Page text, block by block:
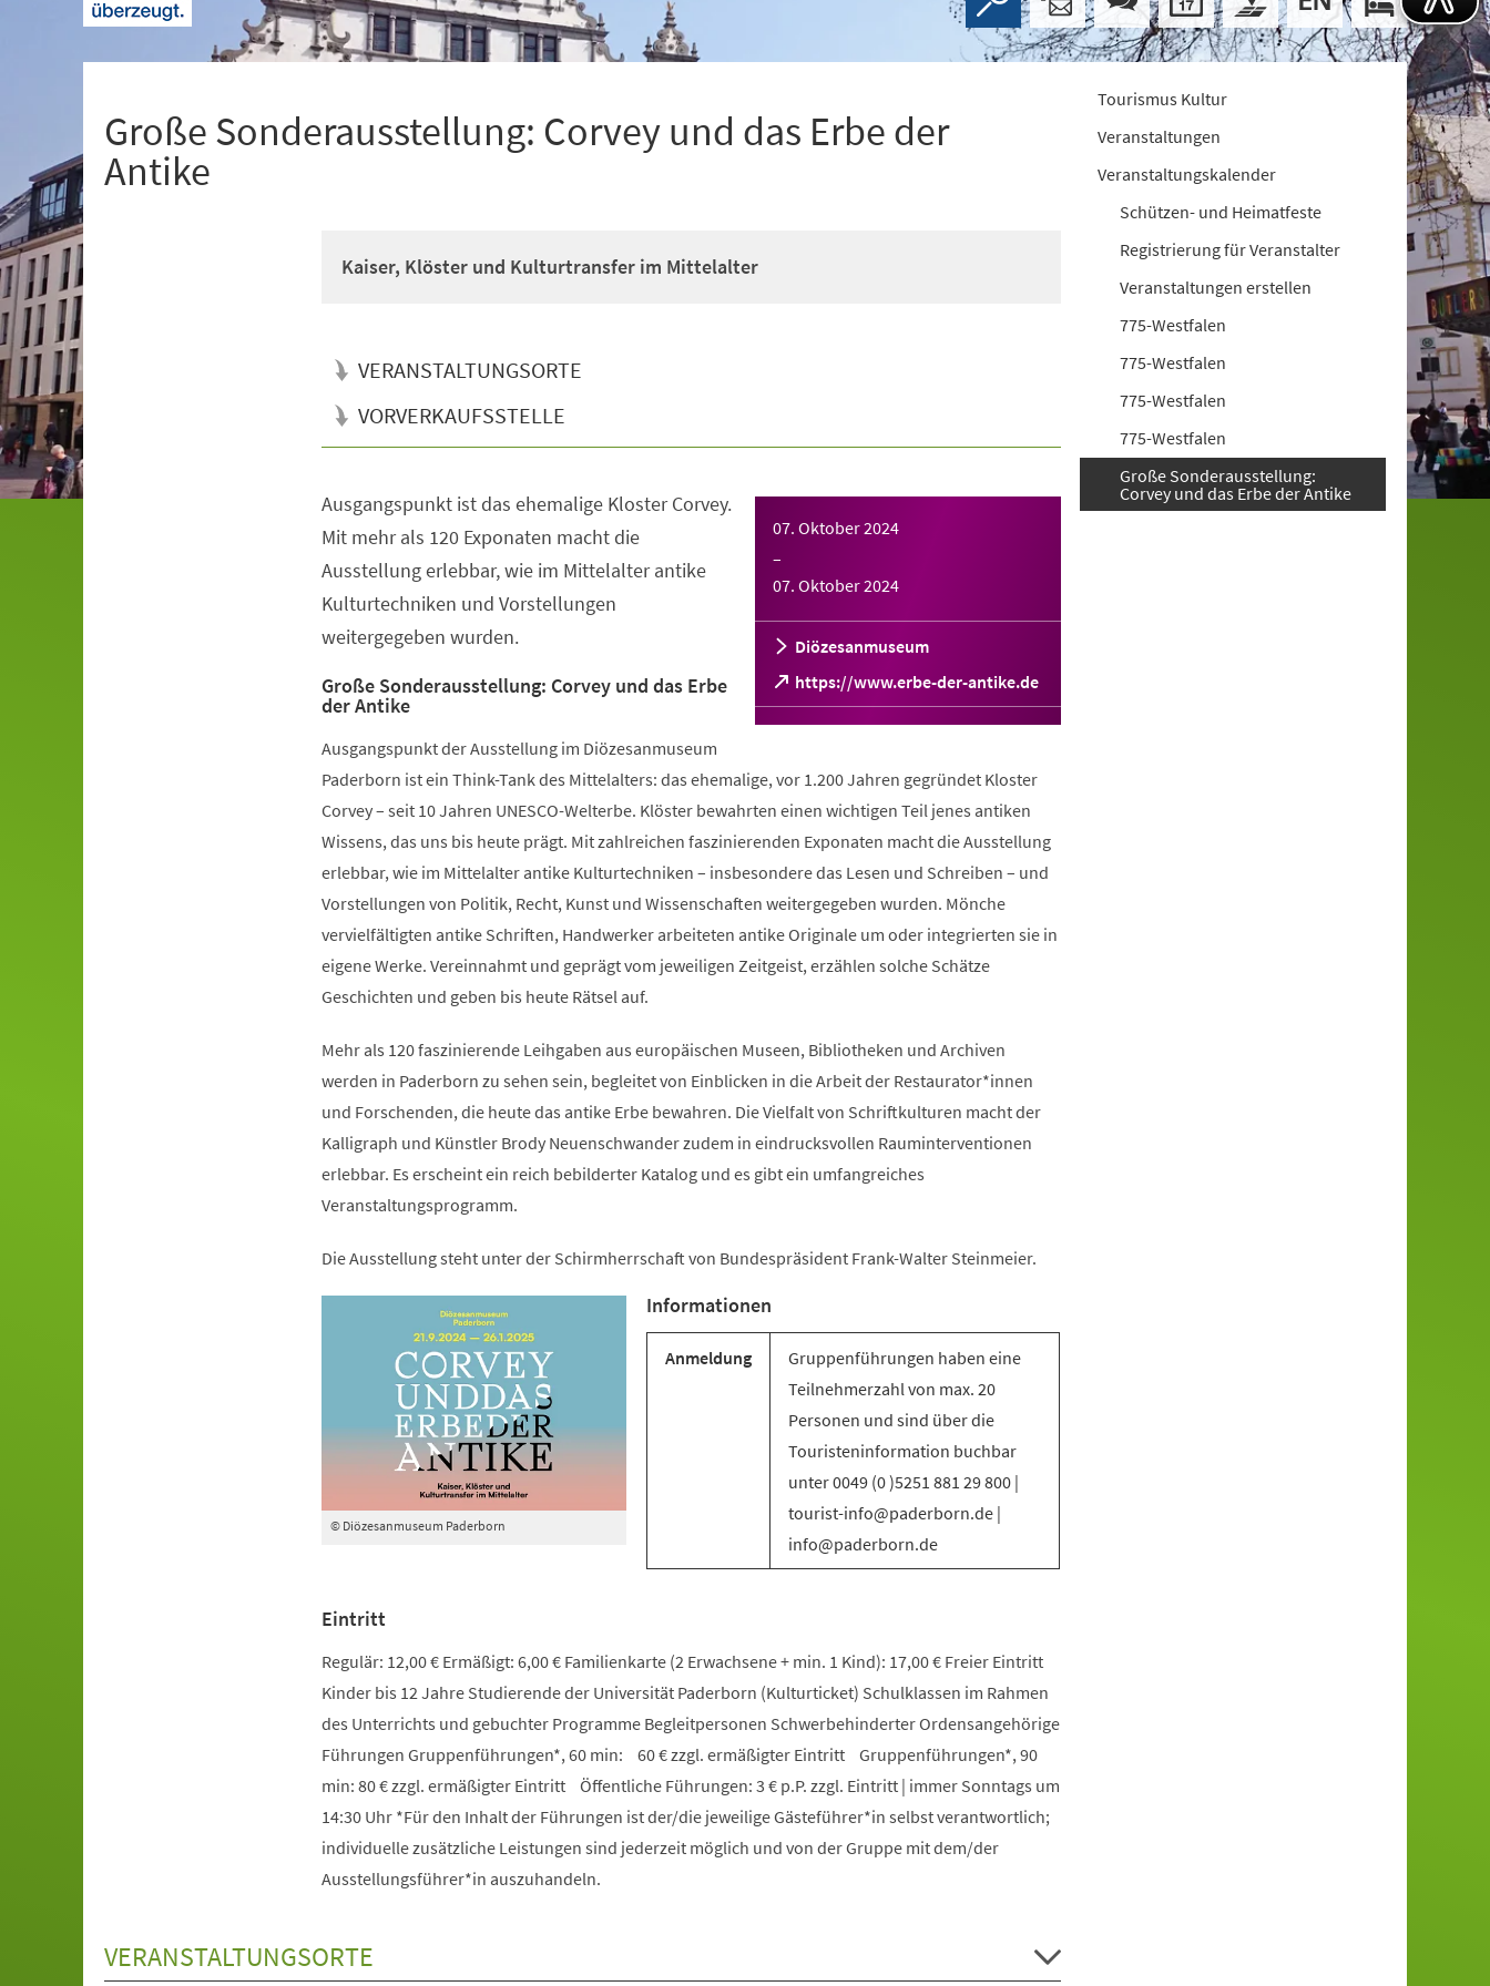
Große Sonderausstellung: Corvey und das Erbe der
Antike
Kaiser, Klöster und Kulturtransfer im Mittelalter
VERANSTALTUNGSORTE
VORVERKAUFSSTELLE
07. Oktober 2024
–
07. Oktober 2024
Diözesanmuseum
https://www.erbe-der-antike.de
(Öffnet
in
einem
Tab)
Ausgangspunkt ist das ehemalige Kloster Corvey.
Mit mehr als 120 Exponaten macht die
Ausstellung erlebbar, wie im Mittelalter antike
Kulturtechniken und Vorstellungen
weitergegeben wurden.
Große Sonderausstellung: Corvey und das Erbe
der Antike
Ausgangspunkt der Ausstellung im Diözesanmuseum
Paderborn ist ein Think-Tank des Mittelalters: das ehemalige, vor 1.200 Jahren gegründet Kloster
Corvey – seit 10 Jahren UNESCO-Welterbe. Klöster bewahrten einen wichtigen Teil jenes antiken
Wissens, das uns bis heute prägt. Mit zahlreichen faszinierenden Exponaten macht die Ausstellung
erlebbar, wie im Mittelalter antike Kulturtechniken – insbesondere das Lesen und Schreiben – und
Vorstellungen von Politik, Recht, Kunst und Wissenschaften weitergegeben wurden. Mönche
vervielfältigten antike Schriften, Handwerker arbeiteten antike Originale um oder integrierten sie in
eigene Werke. Vereinnahmt und geprägt vom jeweiligen Zeitgeist, erzählen solche Schätze
Geschichten und geben bis heute Rätsel auf.
Mehr als 120 faszinierende Leihgaben aus europäischen Museen, Bibliotheken und Archiven
werden in Paderborn zu sehen sein, begleitet von Einblicken in die Arbeit der Restaurator*innen
und Forschenden, die heute das antike Erbe bewahren. Die Vielfalt von Schriftkulturen macht der
Kalligraph und Künstler Brody Neuenschwander zudem in eindrucksvollen Rauminterventionen
erlebbar. Es erscheint ein reich bebilderter Katalog und es gibt ein umfangreiches
Veranstaltungsprogramm.
Die Ausstellung steht unter der Schirmherrschaft von Bundespräsident Frank-Walter Steinmeier.
© Diözesanmuseum Paderborn
Informationen
Anmeldung
Gruppenführungen haben eine
Teilnehmerzahl von max. 20
Personen und sind über die
Touristeninformation buchbar
unter 0049 (0 )5251 881 29 800 |
tourist-info@paderborn.de |
info@paderborn.de
Eintritt
Regulär: 12,00 € Ermäßigt: 6,00 € Familienkarte (2 Erwachsene + min. 1 Kind): 17,00 € Freier Eintritt
Kinder bis 12 Jahre Studierende der Universität Paderborn (Kulturticket) Schulklassen im Rahmen
des Unterrichts und gebuchter Programme Begleitpersonen Schwerbehinderter Ordensangehörige
Führungen Gruppenführungen*, 60 min: 60 € zzgl. ermäßigter Eintritt Gruppenführungen*, 90
min: 80 € zzgl. ermäßigter Eintritt Öffentliche Führungen: 3 € p.P. zzgl. Eintritt | immer Sonntags um
14:30 Uhr *Für den Inhalt der Führungen ist der/die jeweilige Gästeführer*in selbst verantwortlich;
individuelle zusätzliche Leistungen sind jederzeit möglich und von der Gruppe mit dem/der
Ausstellungsführer*in auszuhandeln.
VERANSTALTUNGSORTE
Tourismus Kultur
Veranstaltungen
Veranstaltungskalender
Schützen- und Heimatfeste
Registrierung für Veranstalter
Veranstaltungen erstellen
775-Westfalen
775-Westfalen
775-Westfalen
775-Westfalen
Große Sonderausstellung:
Corvey und das Erbe der Antike